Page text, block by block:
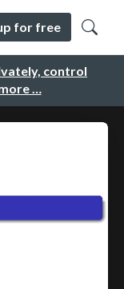
control
…
for free